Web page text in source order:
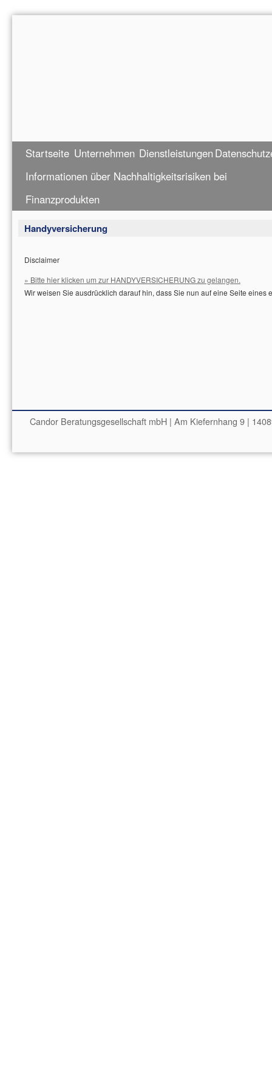
Startseite Unternehmen Dienstleistungen
Informationen über Nachhaltigkeitsrisiken bei
Finanzprodukten
Handyversicherung
Disclaimer
» Bitte hier klicken um zur HANDYVERSICHERUNG zu gelangen.
Wir weisen Sie ausdrücklich darauf hin, dass Sie nun auf eine Seite eines
Candor Beratungsgesellschaft mbH | Am Kiefernhang 9 |